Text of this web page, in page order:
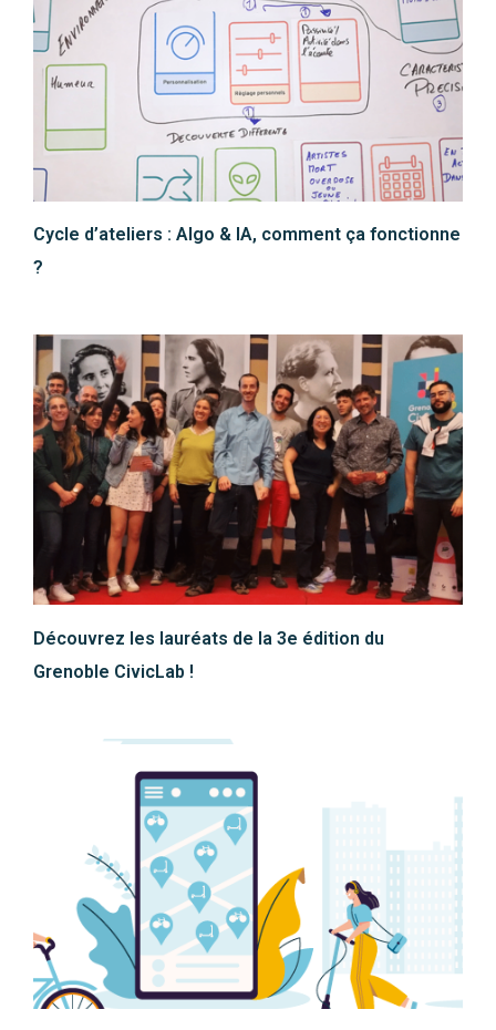
Cycle d’ateliers : Algo & IA, comment ça fonctionne
?
Découvrez les lauréats de la 3e édition du
Grenoble CivicLab !